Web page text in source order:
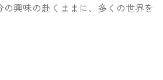
の興味の赴くままに、多くの世界を